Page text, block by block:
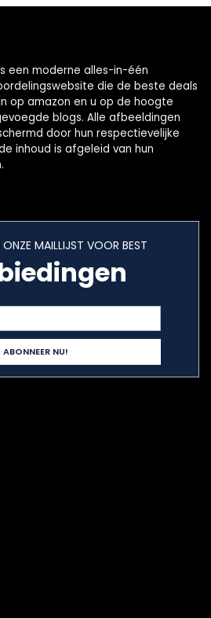
een moderne alles-in-één
die de beste deals
op amazon en u op de hoogte
blogs. Alle afbeeldingen
door hun respectievelijke
inhoud is afgeleid van hun
MAILLIJST VOOR BEST